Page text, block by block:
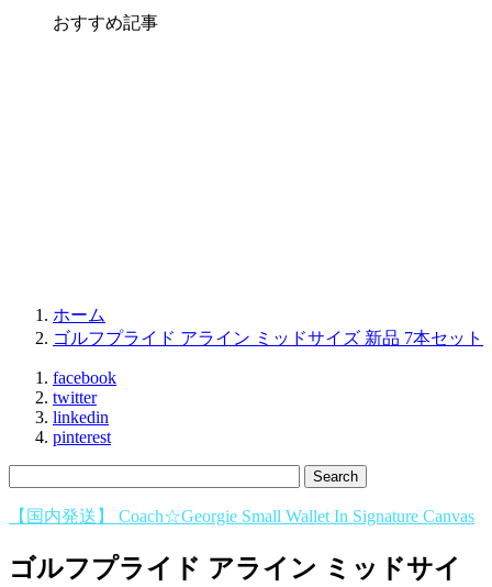
おすすめ記事
ホーム
ゴルフプライド アライン ミッドサイズ 新品 7本セット
facebook
twitter
linkedin
pinterest
【国内発送】 Coach☆Georgie Small Wallet In Signature Canvas
ゴルフプライド アライン ミッドサイ